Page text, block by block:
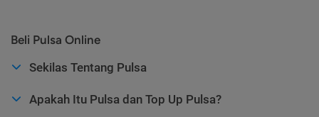
Beli Pulsa Online
Sekilas Tentang Pulsa
Apakah Itu Pulsa dan Top Up Pulsa?